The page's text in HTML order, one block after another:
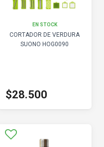
EN STOCK
CORTADOR DE VERDURA
SUONO HOG0090
$28.500